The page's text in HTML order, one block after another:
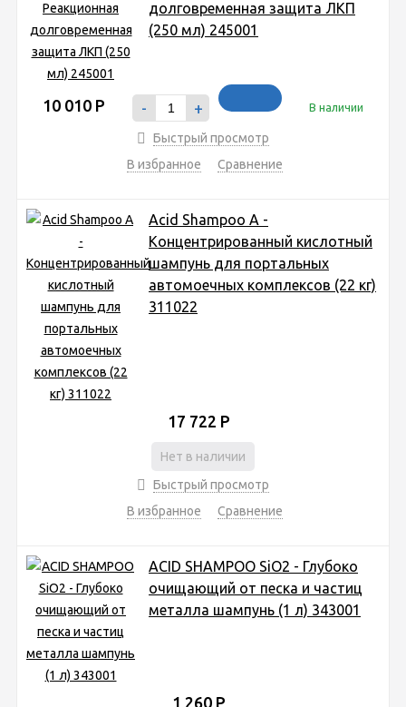
долговременная защита ЛКП
(250 мл) 245001
10 010 Р - + В наличии
Быстрый просмотр
В избранное
Сравнение
Acid Shampoo A -
Концентрированный кислотный
шампунь для портальных
автомоечных комплексов (22 кг)
311022
17 722 Р
Нет в наличии
Быстрый просмотр
В избранное
Сравнение
ACID SHAMPOO SiO2 - Глубоко
очищающий от песка и частиц
металла шампунь (1 л) 343001
1 260 Р